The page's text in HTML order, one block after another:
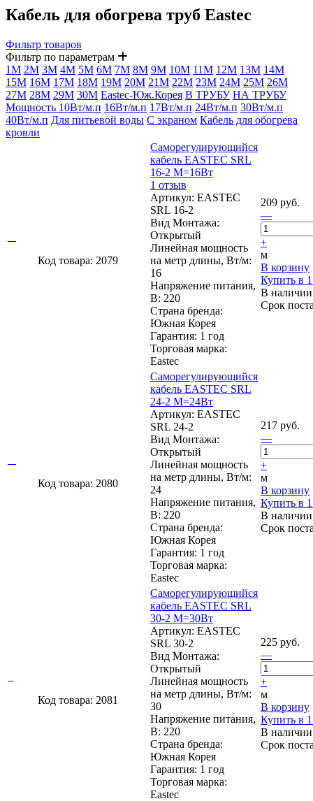
Кабель для обогрева труб Eastec
Фильтр товаров
Фильтр по параметрам
1М 2М 3М 4М 5М 6М 7М 8М 9М 10М 11М 12М 13М 14М
15М 16М 17М 18М 19М 20М 21М 22М 23М 24М 25М 26М
27М 28М 29М 30М Eastec-Юж.Корея В ТРУБУ НА ТРУБУ
Мощность 10Вт/м.п 16Вт/м.п 17Вт/м.п 24Вт/м.п 30Вт/м.п
40Вт/м.п Для питьевой воды С экраном Кабель для обогрева
кровли
Код товара: 2079
Cаморегулирующийся
кабель EASTEC SRL
16-2 М=16Вт
1 отзыв
Артикул: EASTEC
SRL 16-2
Вид Монтажа:
Открытый
Линейная мощность
на метр длины, Вт/м:
16
Напряжение питания,
В: 220
Страна бренда:
Южная Корея
Гарантия: 1 год
Торговая марка:
Eastec
209 руб.
—
+
м
В корзину
Купить в
В
Срок
Код товара: 2080
Cаморегулирующийся
кабель EASTEC SRL
24-2 М=24Вт
Артикул: EASTEC
SRL 24-2
Вид Монтажа:
Открытый
Линейная мощность
на метр длины, Вт/м:
24
Напряжение питания,
В: 220
Страна бренда:
Южная Корея
Гарантия: 1 год
Торговая марка:
Eastec
217 руб.
—
+
м
В корзину
Купить в
В
Срок
Код товара: 2081
Cаморегулирующийся
кабель EASTEC SRL
30-2 М=30Вт
Артикул: EASTEC
SRL 30-2
Вид Монтажа:
Открытый
Линейная мощность
на метр длины, Вт/м:
30
Напряжение питания,
В: 220
Страна бренда:
Южная Корея
Гарантия: 1 год
Торговая марка:
Eastec
225 руб.
—
+
м
В корзину
Купить в
В
Срок